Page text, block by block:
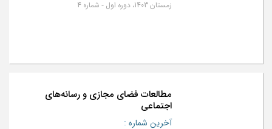
زمستان 1403، دوره اول - شماره 4
مطالعات فضای مجازی و رسانه‌های
اجتماعی
آخرین شماره :